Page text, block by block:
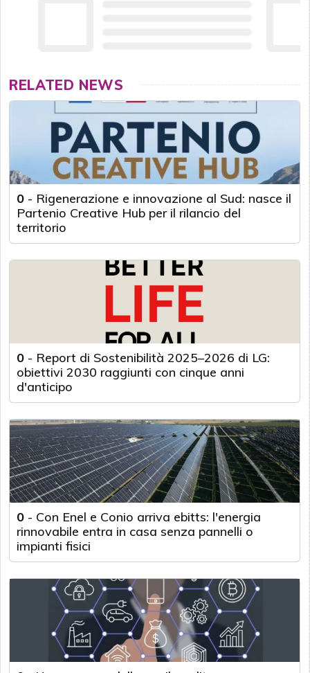
RELATED NEWS
0 - Rigenerazione e innovazione al Sud: nasce il
Partenio Creative Hub per il rilancio del
territorio
0 - Report di Sostenibilità 2025–2026 di LG:
obiettivi 2030 raggiunti con cinque anni
d'anticipo
0 - Con Enel e Conio arriva ebitts: l'energia
rinnovabile entra in casa senza pannelli o
impianti fisici